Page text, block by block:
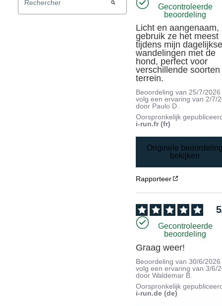
Gecontroleerde
beoordeling
Licht en aangenaam,
gebruik ze het meest
tijdens mijn
wandelingen met de
hond, perfect voor
verschillende soorten
terrein.
Beoordeling van25/7/2026
volg een ervaring van2/7/
door Paulo D.
Oorspronkelijk
i-run.fr (fr)
Originele
bekijken
Rapporteer
5
Gecontroleerde
beoordeling
Graag weer!
Beoordeling van30/6/2026
volg een ervaring van3/6/
doorWaldemar B.
Oorspronkelijk
i-run.de (de)